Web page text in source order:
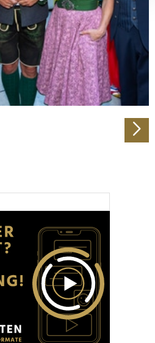
Sie Ihre Präferenzen im
Inhalte und Anzeigen zu
für soziale Medien anbieten
auf unsere Website zu
wir Informationen zu Ihrer
an unsere Partner für
und Analysen weiter. Unsere
möglicherweise mit